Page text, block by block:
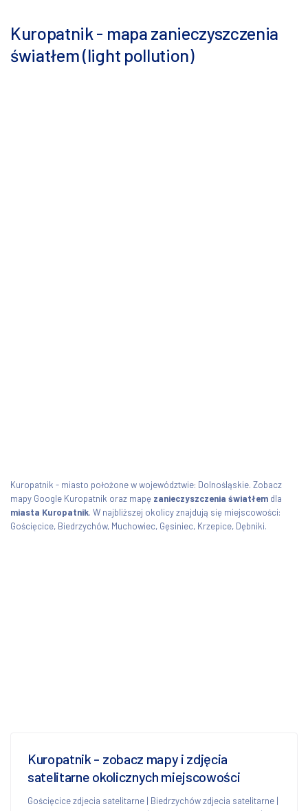
Kuropatnik - mapa zanieczyszczenia
światłem (light pollution)
Kuropatnik - miasto położone w województwie: Dolnośląskie. Zobacz
mapy Google Kuropatnik oraz mapę zanieczyszczenia światłem dla
miasta Kuropatnik. W najbliższej okolicy znajdują się miejscowości:
Gościęcice, Biedrzychów, Muchowiec, Gęsiniec, Krzepice, Dębniki.
Kuropatnik - zobacz mapy i zdjęcia
satelitarne okolicznych miejscowości
Gościęcice zdjecia satelitarne | Biedrzychów zdjecia satelitarne |